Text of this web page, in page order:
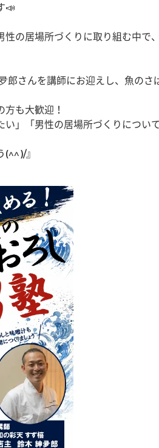
📣
の居場所づくりに取り組む中
郎さんを講師にお迎えし、魚のさ
も大歓迎！
い」「男性の居場所づくりにつ
(^^)/』